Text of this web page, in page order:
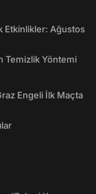
Etkinlikler: Ağustos
Temizlik Yöntemi
Engeli İlk Maçta